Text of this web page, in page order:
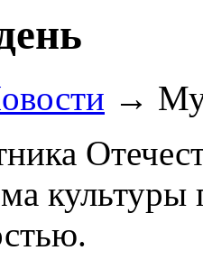
→
культуры